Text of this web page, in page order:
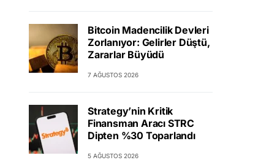
Bitcoin Madencilik Devleri
Zorlanıyor: Gelirler Düştü,
Zararlar Büyüdü
7 AĞUSTOS 2026
Strategy’nin Kritik
Finansman Aracı STRC
Dipten %30 Toparlandı
5 AĞUSTOS 2026